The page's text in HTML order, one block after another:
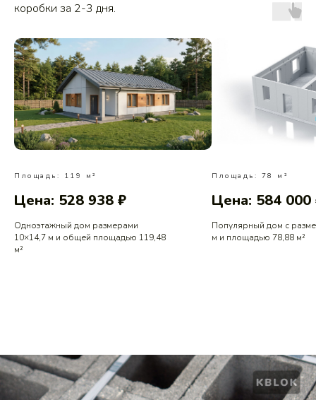
коробки за 2-3 дня.
Площадь: 119 м²
Цена: 528 938 ₽
Одноэтажный дом размерами
10×14,7 м и общей площадью 119,48
м²
Площадь: 78 м²
Цена: 584 000
Популярный дом с
м и площадью 78,88 м²